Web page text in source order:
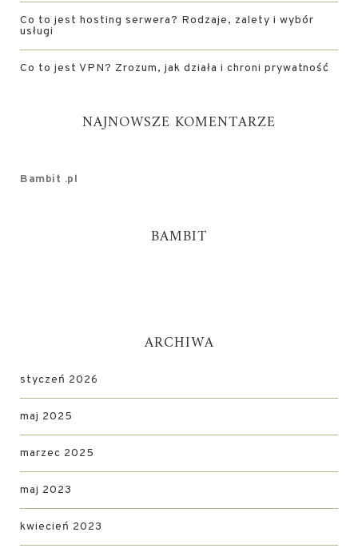
Co to jest hosting serwera? Rodzaje, zalety i wybór
usługi
Co to jest VPN? Zrozum, jak działa i chroni prywatność
NAJNOWSZE KOMENTARZE
Bambit .pl
BAMBIT
ARCHIWA
styczeń 2026
maj 2025
marzec 2025
maj 2023
kwiecień 2023